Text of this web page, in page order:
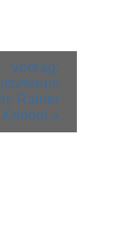
Vortrag:
Rainer
Kriebel »